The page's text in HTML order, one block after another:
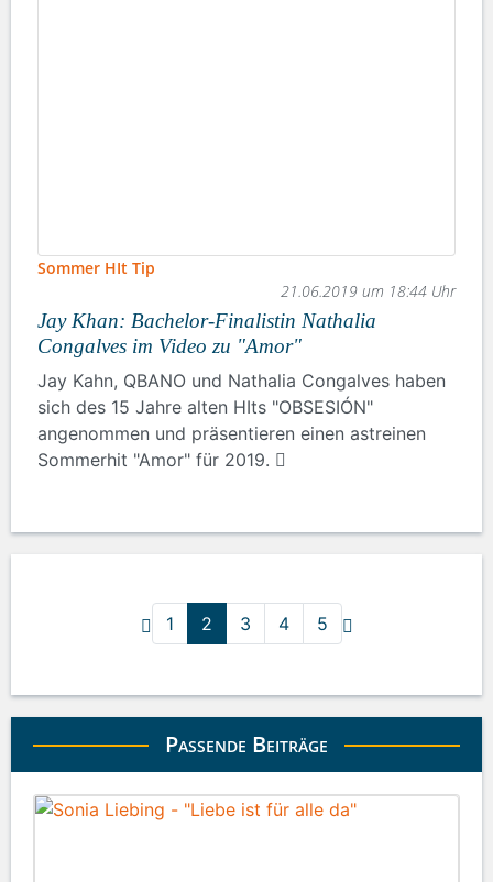
Sommer HIt Tip
21.06.2019 um 18:44 Uhr
Jay Khan: Bachelor-Finalistin Nathalia
Congalves im Video zu "Amor"
Jay Kahn, QBANO und Nathalia Congalves haben
sich des 15 Jahre alten HIts "OBSESIÓN"
angenommen und präsentieren einen astreinen
Sommerhit "Amor" für 2019.
1 2 3 4 5
Passende Beiträge